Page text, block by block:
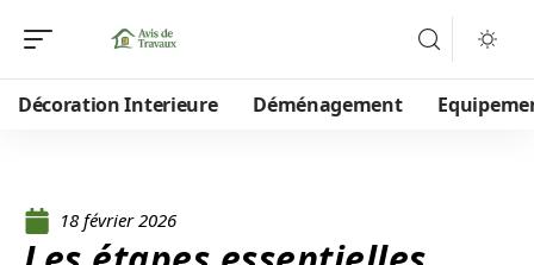
Décoration Interieure Déménagement
18 février 2026